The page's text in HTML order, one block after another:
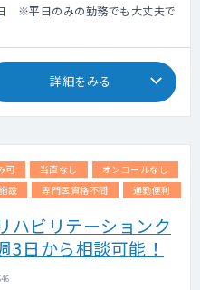
ていきますので、診療に集中でき
も研修制度あり
診察室、リハビリ室にある）、
、骨密度の検査設備
チェック不要（医療事務）＋自
の書類補助有
万円程度
示となります。
※平日のみの勤務でも大丈夫で
詳細をみる
可 当直なし
オンコールなし
設 専門医資格不問 通勤便利
ハビリテーションク
3日から相談可能！